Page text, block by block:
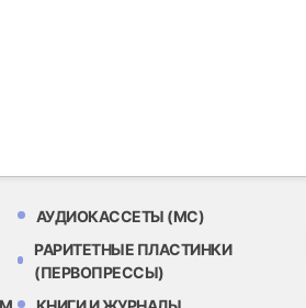
АУДИОКАССЕТЫ (MC)
РАРИТЕТНЫЕ ПЛАСТИНКИ
(ПЕРВОПРЕССЫ)